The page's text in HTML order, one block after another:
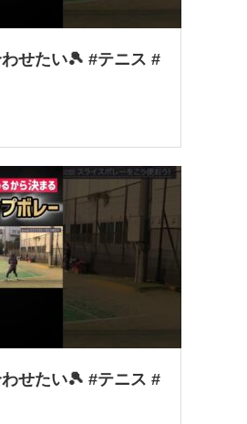
せたい🎾 #テニス #
せたい🎾 #テニス #